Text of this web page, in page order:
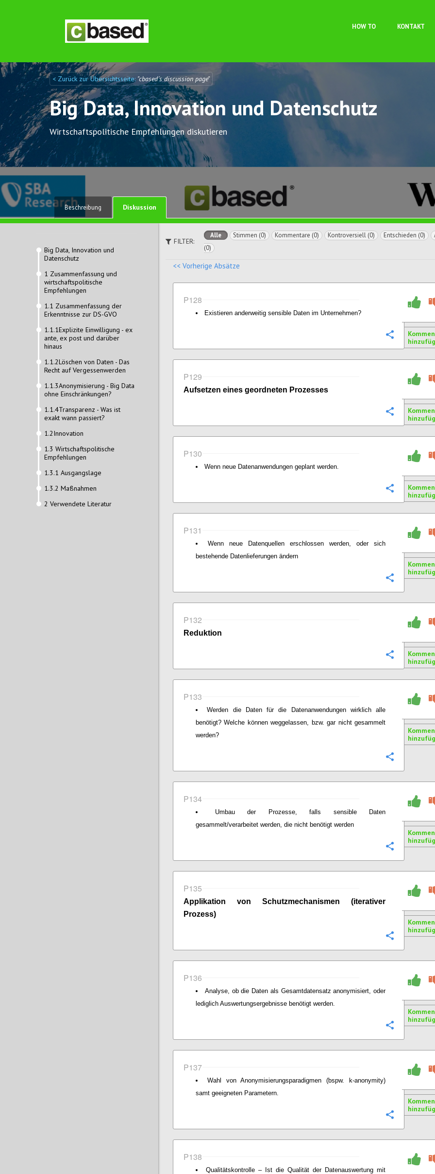
HOW TO KONTAKT
Discuto
Discuto < Zurück zur Übersichtsseite: "cbased´s discussion page"
Big Data, Innovation und Datenschutz
Wirtschaftspolitische Empfehlungen diskutieren
Beschreibung
Diskussion
Big Data, Innovation und
Datenschutz
1 Zusammenfassung und
wirtschaftspolitische
Empfehlungen
1.1 Zusammenfassung der
Erkenntnisse zur DS-GVO
1.1.1Explizite Einwilligung - ex
ante, ex post und darüber
hinaus
1.1.2Löschen von Daten - Das
Recht auf Vergessenwerden
1.1.3Anonymisierung - Big Data
ohne Einschränkungen?
1.1.4Transparenz - Was ist
exakt wann passiert?
1.2Innovation
1.3 Wirtschaftspolitische
Empfehlungen
1.3.1 Ausgangslage
1.3.2 Maßnahmen
2 Verwendete Literatur
FILTER:
Alle Stimmen (0) Kommentare (0) Kontroversiell (0) Entschieden (0)
(0)
<< Vorherige Absätze
P128
Existieren anderweitig sensible Daten im Unternehmen?
P129
Aufsetzen eines geordneten Prozesses
P130
Wenn neue Datenanwendungen geplant werden.
P131
Wenn neue Datenquellen erschlossen werden, oder sich
bestehende Datenlieferungen ändern
P132
Reduktion
P133
Werden die Daten für die Datenanwendungen wirklich alle
benötigt? Welche können weggelassen, bzw. gar nicht gesammelt
werden?
P134
Umbau der Prozesse, falls sensible Daten
gesammelt/verarbeitet werden, die nicht benötigt werden
P135
Applikation von Schutzmechanismen (iterativer
Prozess)
P136
Analyse, ob die Daten als Gesamtdatensatz anonymisiert, oder
lediglich Auswertungsergebnisse benötigt werden.
P137
Wahl von Anonymisierungsparadigmen (bspw. k-anonymity)
samt geeigneten Parametern.
P138
Qualitätskontrolle – Ist die Qualität der Datenauswertung mit